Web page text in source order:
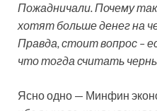
Пожадничали. Почему
хотят больше денег на
Правда, стоит вопрос –
что тогда считать
Ясно одно — Минфин